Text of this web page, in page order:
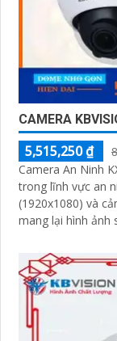
CAMERA
5,515,250 ₫
Camera An Ninh
trong lĩnh vực an ninh hiện đại.
(1920x1080) và
mang lại hình ảnh